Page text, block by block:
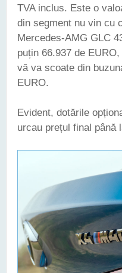
TVA inclus. Este o
din segment nu vin cu
Mercedes-AMG GLC
puțin 66.937 de
vă va scoate din
EURO.
Evident, dotările
urcau prețul final până